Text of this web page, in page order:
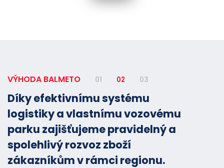
VÝHODA BALMETO 01 02 03
Díky efektivnímu systému
logistiky a vlastnímu vozovému
parku zajišťujeme pravidelný a
spolehlivý rozvoz zboží
zákazníkům v rámci regionu.